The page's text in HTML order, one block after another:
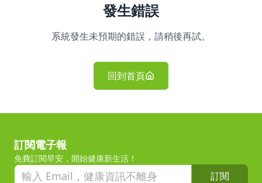
發生錯誤
系統發生未預期的錯誤，請稍後再試。
回到首頁
訂閱電子報
免費訂閱早安，開始健康新生活！
訂閱